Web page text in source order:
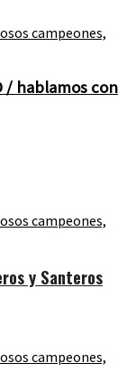
/ hablamos con
y Santeros